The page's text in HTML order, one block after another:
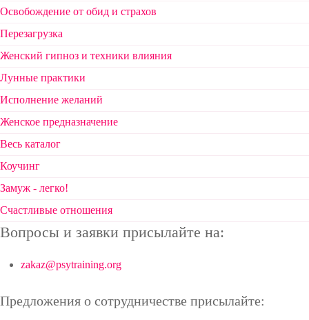
Освобождение от обид и страхов
Перезагрузка
Женский гипноз и техники влияния
Лунные практики
Исполнение желаний
Женское предназначение
Весь каталог
Коучинг
Замуж - легко!
Счастливые отношения
Вопросы и заявки присылайте на:
zakaz@psytraining.org
Предложения о сотрудничестве присылайте: